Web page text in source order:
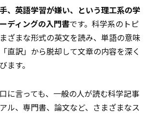
、英語学習が嫌い、という理工系の学
ディングの入門書です。科学系のトピ
ざまな形式の英文を読み、単語の意味
直訳」から脱却して文章の内容を深く
ます。
に言っても、一般の人が読む科学記事
ル、専門書、論文など、さまざまなス